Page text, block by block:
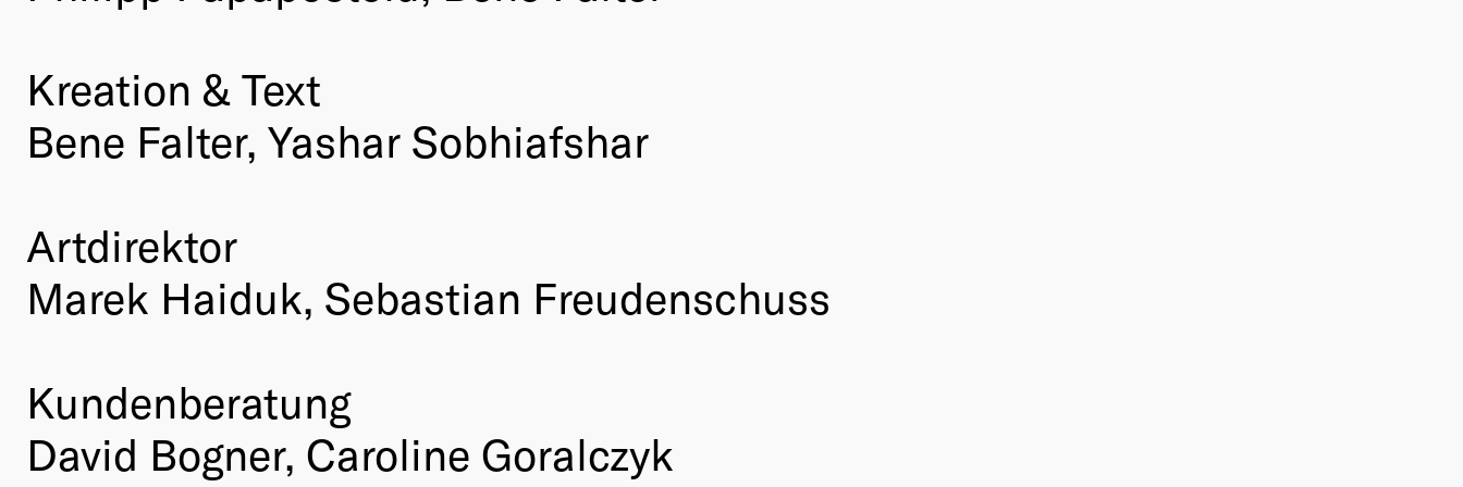
Kreation & Text
Bene Falter, Yashar Sobhiafshar
Artdirektor
Marek Haiduk, Sebastian Freudenschuss
Kundenberatung
David Bogner, Caroline Goralczyk